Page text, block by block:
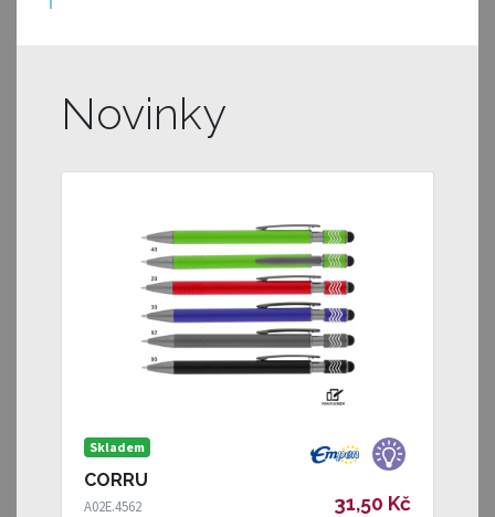
Novinky
Skladem
CORRU
A02E.4562 31,50 Kč